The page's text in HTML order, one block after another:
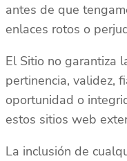
antes de que
enlaces rotos o
El Sitio no garantiza
pertinencia, validez,
oportunidad o
estos sitios web
La inclusión de